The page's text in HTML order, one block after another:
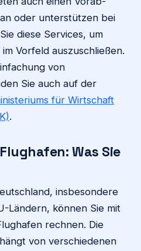
oder unterstützen bei
diese Services, um
Vorfeld auszuschließen.
von
Sie auch auf der
für Wirtschaft
.
Was Sie
insbesondere
Ländern, können Sie mit
rechnen. Die
von verschiedenen